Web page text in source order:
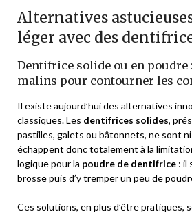
Alternatives
léger avec des
Dentifrice solide ou en poudre
malins pour contourner les
Il existe aujourd’hui des alternatives
classiques. Les dentifrices solides,
pastilles, galets ou bâtonnets, ne sont
échappent donc totalement à la
logique pour la poudre de dentifrice : il
brosse puis d’y tremper un peu de
Ces solutions, en plus d’être pratiques,